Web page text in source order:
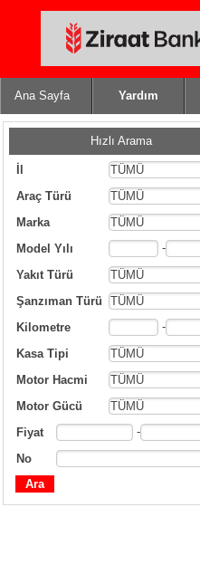
Ana Sayfa Yardım
Hızlı Arama
TÜMÜ
Araç Türü
TÜMÜ
Marka
TÜMÜ
Model Yılı
-
Yakıt Türü
TÜMÜ
Şanzıman Türü
TÜMÜ
Kilometre
-
Kasa Tipi
TÜMÜ
Motor Hacmi
TÜMÜ
Motor Gücü
TÜMÜ
Fiyat
-
No